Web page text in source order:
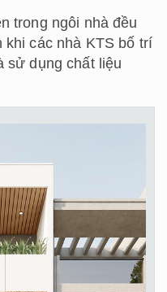
trong ngôi nhà đều
các nhà KTS bố trí
sử dụng chất liệu